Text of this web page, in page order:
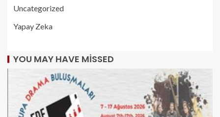
Uncategorized
Yapay Zeka
YOU MAY HAVE MISSED